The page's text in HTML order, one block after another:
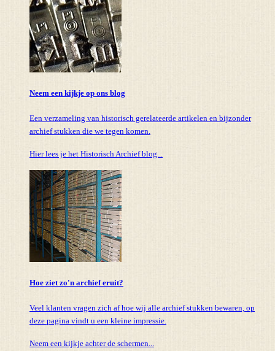
Neem een kijkje op ons blog
Een verzameling van historisch gerelateerde artikelen en bijzonder
archief stukken die we tegen komen.
Hier lees je het Historisch Archief blog...
Hoe ziet zo'n archief eruit?
Veel klanten vragen zich af hoe wij alle archief stukken bewaren, op
deze pagina vindt u een kleine impressie.
Neem een kijkje achter de schermen...